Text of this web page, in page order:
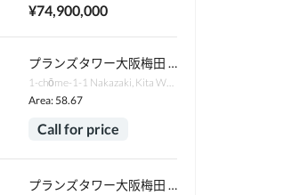
¥74,900,000
プランズタワー大阪梅田 (塔樓) 2LDK 中層
1-chōme-1-1 Nakazaki, Kita Ward, Osaka, 530-0016日本
Area: 58.67
Call for price
プランズタワー大阪梅田 (高層塔樓) 3LDK